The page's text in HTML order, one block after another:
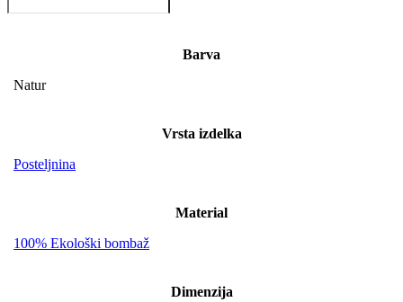
Barva
Natur
Vrsta izdelka
Posteljnina
Material
100% Ekološki bombaž
Dimenzija